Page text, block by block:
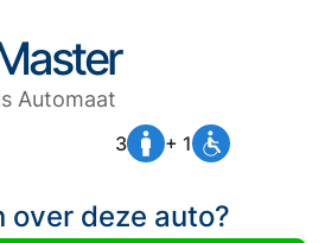
Automaat
3 + 1
over deze auto?